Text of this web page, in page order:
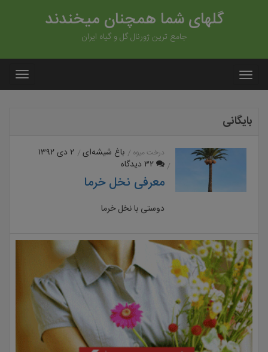
گلهای شما همچنان میخندند
جامع ترین ژورنال گل و گیاه ایران
بایگانی
درخت میوه باغ شیشه‌ای ۲ دی ۱۳۹۲
۳۲ دیدگاه
معرفی نخل خرما
دوستی با نخل خرما